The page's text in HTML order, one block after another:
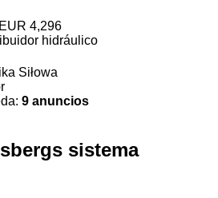
4,296
hidráulico
Siłowa
9 anuncios
sistema